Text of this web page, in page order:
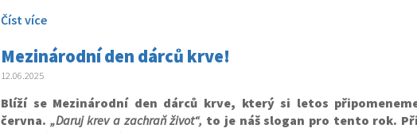
Číst více
Mezinárodní den dárců krve!
12.06.2025
Blíží se Mezinárodní den dárců krve, který si letos
června. „Daruj krev a zachraň život“, to je náš slogan pro tento rok.